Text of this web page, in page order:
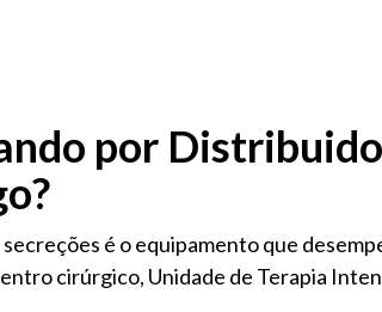
por
é o equipamento que
cirúrgico, Unidade de Terapia